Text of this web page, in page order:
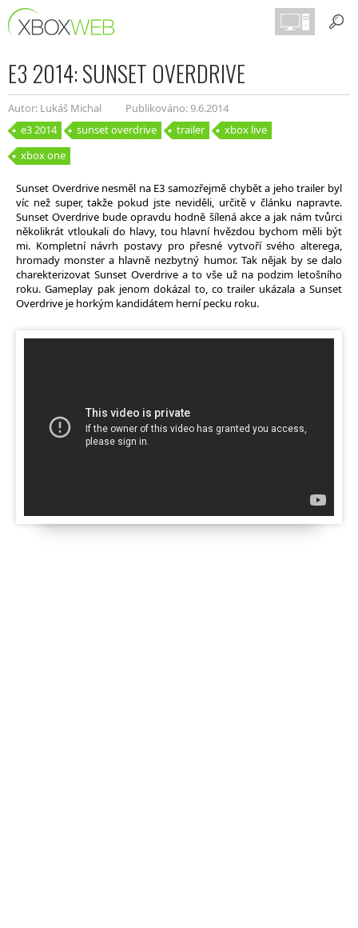
E3 2014: SUNSET OVERDRIVE
Autor: Lukáš Michal
Publikováno: 9.6.2014
e3 2014
sunset overdrive trailer
xbox live
xbox one
Sunset Overdrive nesměl na E3 samozřejmě chybět a jeho trailer byl
víc než super, takže pokud jste neviděli, určitě v článku napravte.
Sunset Overdrive bude opravdu hodně šílená akce a jak nám tvůrci
několikrát vtloukali do hlavy, tou hlavní hvězdou bychom měli být
mi. Kompletní návrh postavy pro přesné vytvoří svého alterega,
hromady monster a hlavně nezbytný humor. Tak nějak by se dalo
charekterizovat Sunset Overdrive a to vše už na podzim letošního
roku. Gameplay pak jenom dokázal to, co trailer ukázala a Sunset
Overdrive je horkým kandidátem herní pecku roku.